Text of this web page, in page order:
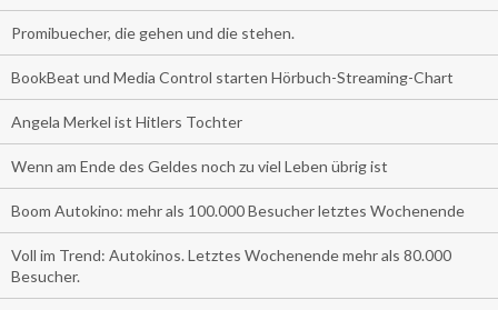
Promibuecher, die gehen und die stehen.
BookBeat und Media Control starten Hörbuch-Streaming-Chart
Angela Merkel ist Hitlers Tochter
Wenn am Ende des Geldes noch zu viel Leben übrig ist
Boom Autokino: mehr als 100.000 Besucher letztes Wochenende
Voll im Trend: Autokinos. Letztes Wochenende mehr als 80.000
Besucher.